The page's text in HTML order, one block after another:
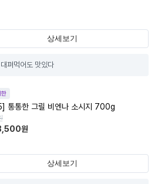
상세보기
펴먹어도 맛있다
한
통통한 그릴 비엔나 소시지 700g
원
상세보기